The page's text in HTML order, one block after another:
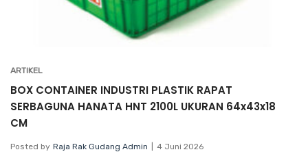
ARTIKEL
BOX CONTAINER INDUSTRI PLASTIK RAPAT
SERBAGUNA HANATA HNT 2100L UKURAN 64x43x18
CM
Posted by Raja Rak Gudang Admin 4 Juni 2026